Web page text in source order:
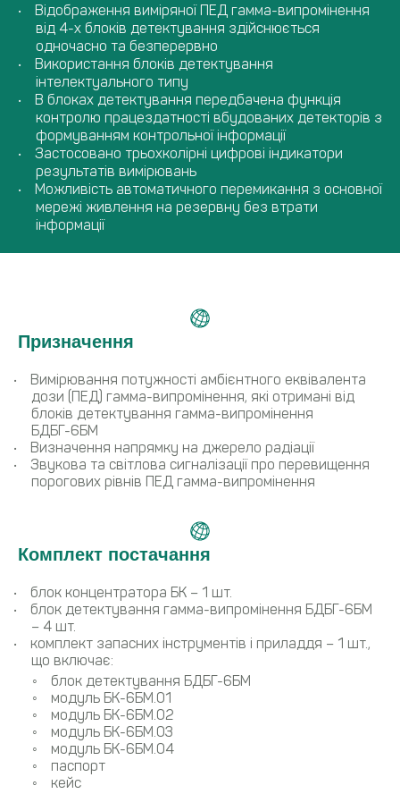
Відображення виміряної ПЕД гамма-випромінення
від 4-х блоків детектування здійснюється
одночасно та безперервно
Використання блоків детектування
інтелектуального типу
В блоках детектування передбачена функція
контролю працездатності вбудованих детекторів з
формуванням контрольної інформації
Застосовано трьохколірні цифрові індикатори
результатів вимірювань
Можливість автоматичного перемикання з основної
мережі живлення на резервну без втрати
інформації
Призначення
Вимірювання потужності амбієнтного еквівалента
дози (ПЕД) гамма-випромінення, які отримані від
блоків детектування гамма-випромінення
БДБГ-6БМ
Визначення напрямку на джерело радіації
Звукова та світлова сигналізації про перевищення
порогових рівнів ПЕД гамма-випромінення
Комплект постачання
блок концентратора БК – 1 шт.
блок детектування гамма-випромінення БДБГ-6БМ
– 4 шт.
комплект запасних інструментів і приладдя – 1 шт.,
що включає:
блок детектування БДБГ-6БМ
модуль БК-6БМ.01
модуль БК-6БМ.02
модуль БК-6БМ.03
модуль БК-6БМ.04
паспорт
кейс